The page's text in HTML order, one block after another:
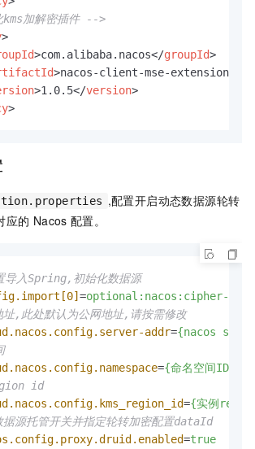
加解密插件 -->
>
>com.alibaba.nacos</groupId>
>nacos-client-mse-extension
>1.0.5</version>
>
,配置开启动态数据源轮转
应的 Nacos 配置。
导入Spring,初始化数据源
=optional:nacos:cipher-
址,此处默认为公网地址,请按需修改
addr={nacos
={命名空间ID}
id
={实例
源托管开关并指定轮转加密配置dataId
=true